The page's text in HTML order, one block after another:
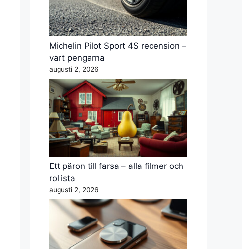
Michelin Pilot Sport 4S recension –
värt pengarna
augusti 2, 2026
Ett päron till farsa – alla filmer och
rollista
augusti 2, 2026